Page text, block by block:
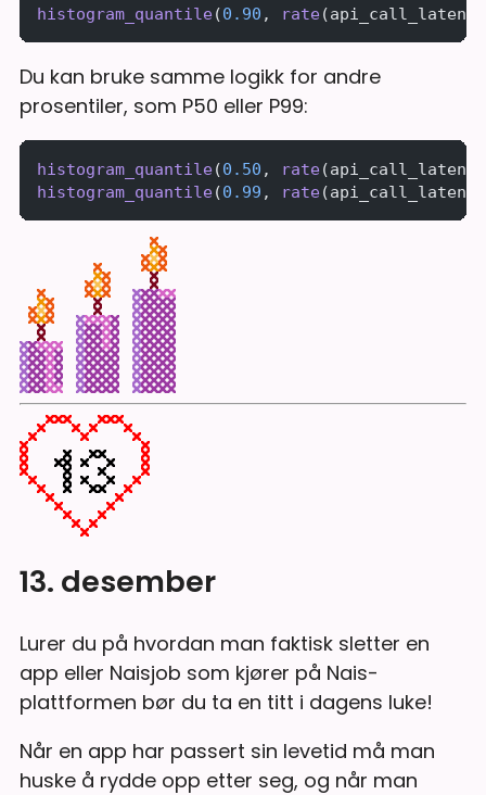
histogram_quantile(0.90 , rate
Du kan bruke samme logikk for andre
prosentiler, som P50 eller P99:
histogram_quantile(0.50 , rate
histogram_quantile(0.99 , rate
13. desember
Lurer du på hvordan man faktisk sletter en
app eller Naisjob som kjører på Nais-
plattformen bør du ta en titt i dagens luke!
Når en app har passert sin levetid må man
huske å rydde opp etter seg, og når man